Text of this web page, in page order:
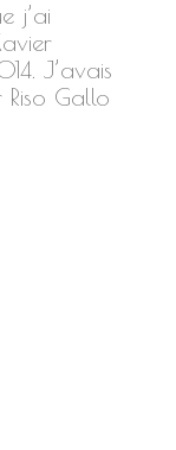
j’ai
J’avais
Gallo